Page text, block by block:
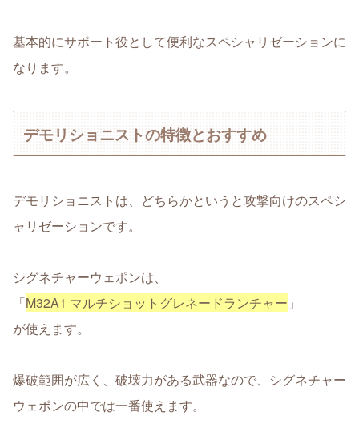
基本的にサポート役として便利なスペシャリゼーションに
なります。
デモリショニストの特徴とおすすめ
デモリショニストは、どちらかというと攻撃向けのスペシ
ャリゼーションです。
シグネチャーウェポンは、
「M32A1 マルチショットグレネードランチャー 」
が使えます。
爆破範囲が広く、破壊力がある武器なので、シグネチャー
ウェポンの中では一番使えます。